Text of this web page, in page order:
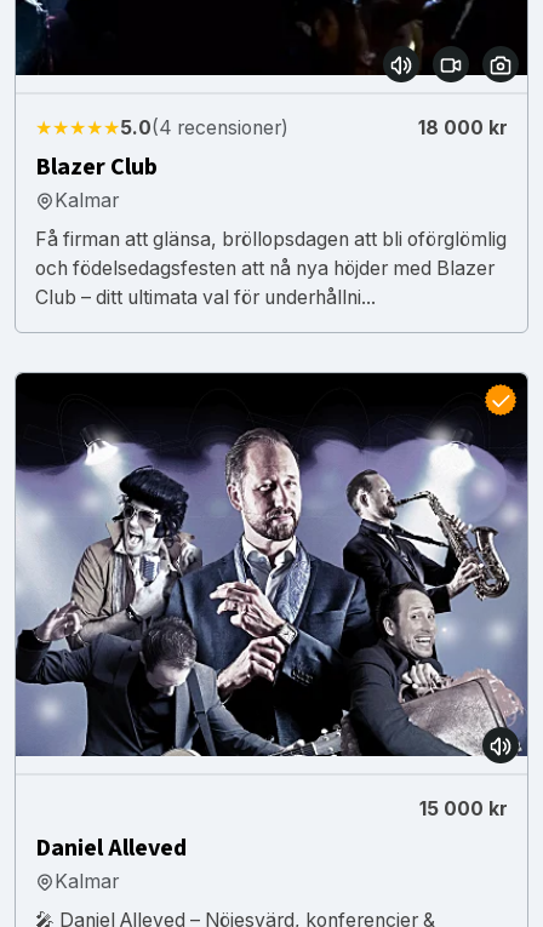
★★★★★5.0(4 recensioner) 18 000 kr
Blazer Club
Kalmar
Få firman att glänsa, bröllopsdagen att bli oförglömlig
och födelsedagsfesten att nå nya höjder med Blazer
Club – ditt ultimata val för underhållni...
15 000 kr
Daniel Alleved
Kalmar
🎤 Daniel Alleved – Nöjesvärd, konferencier &